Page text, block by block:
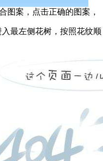
图案，点击正确的图案，
最左侧花树，按照花纹顺